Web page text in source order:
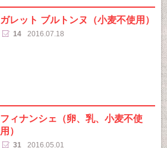
ガレット ブルトンヌ（小麦不使用）
14 2016.07.18
フィナンシェ（卵、乳、小麦不使
用）
31 2016.05.01